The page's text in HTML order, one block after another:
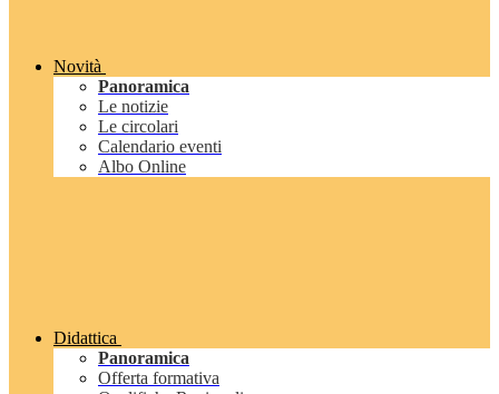
Novità
Panoramica
Le notizie
Le circolari
Calendario eventi
Albo Online
Didattica
Panoramica
Offerta formativa